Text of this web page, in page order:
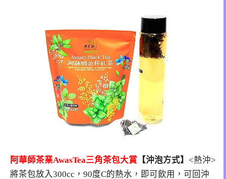
阿華師茶業AwasTea三角茶包大賞 【沖泡方式】 <熱沖>
將茶包放入300cc，90度C的熱水，即可飲用，可回沖